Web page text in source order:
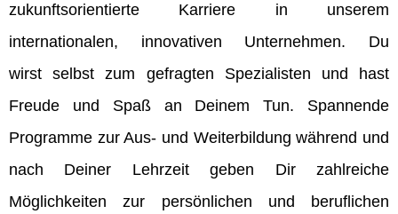
zukunftsorientierte Karriere in unserem
internationalen, innovativen Unternehmen. Du
wirst selbst zum gefragten Spezialisten und hast
Freude und Spaß an Deinem Tun. Spannende
Programme zur Aus- und Weiterbildung während und
nach Deiner Lehrzeit geben Dir zahlreiche
Möglichkeiten zur persönlichen und beruflichen